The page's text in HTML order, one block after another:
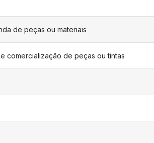
de peças ou materiais
comercialização de peças ou tintas